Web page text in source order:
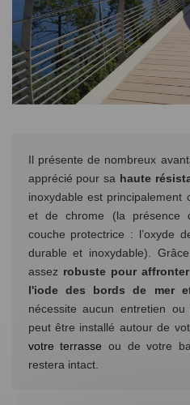
Il présente de nombreux
apprécié pour sa haute
inoxydable est principalement
et de chrome (la présence
couche protectrice : l’oxyde
durable et inoxydable).
assez robuste pour
l'iode des bords de mer
nécessite aucun entretien
peut être installé autour de
votre terrasse ou de votre
restera intact.